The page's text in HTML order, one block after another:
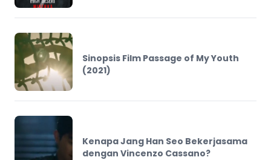
Sinopsis Film Passage of My Youth
(2021)
Kenapa Jang Han Seo Bekerjasama
dengan Vincenzo Cassano?